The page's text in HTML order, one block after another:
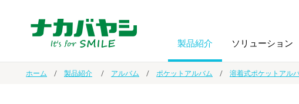
製品紹介 ソリューション
ホーム 製品紹介 アルバム ポケットアルバム 溶着式ポケットアル